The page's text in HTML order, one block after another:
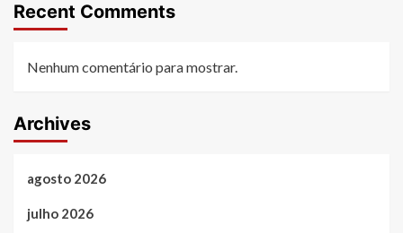
Recent Comments
Nenhum comentário para mostrar.
Archives
agosto 2026
julho 2026